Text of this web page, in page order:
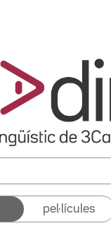
pel·lícules